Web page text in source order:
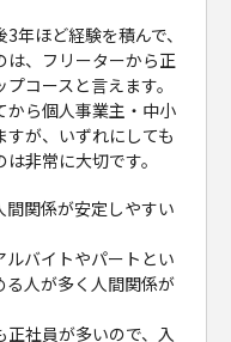
年ほど経験を積んで、
は、フリーターから正
コースと言えます。
から個人事業主・中小
が、いずれにしても
非常に大切です。
間関係が安定しやすい
ルバイトやパートとい
る人が多く人間関係が
社員が多いので、入